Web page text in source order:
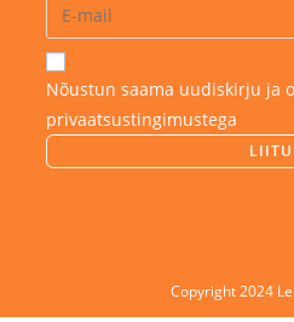
Nõustun saama uudiskirju ja
privaatsustingimustega
Copyright 2024